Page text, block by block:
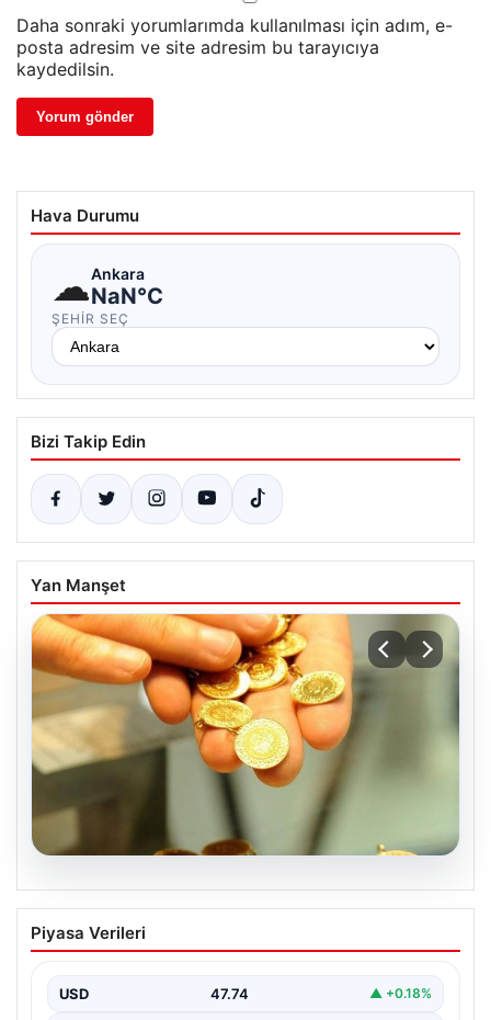
Daha sonraki yorumlarımda kullanılması için adım, e-
posta adresim ve site adresim bu tarayıcıya
kaydedilsin.
Hava Durumu
☁Ankara
NaN°C
ŞEHIR SEÇ
Bizi Takip Edin
Yan Manşet
Altın fiyatları canlı 2 Nisan 2026: Altın
fiyatları ne kadar oldu? Gram, çeyrek,
fiyatları
Piyasa Verileri
USD 47.74 ▲ +0.18%